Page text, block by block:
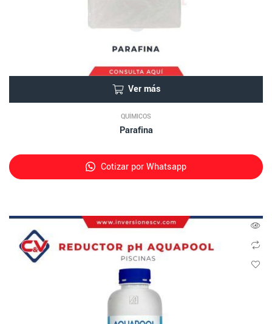
Ver más
QUÍMICOS
Parafina
Cotizar por Whatsapp